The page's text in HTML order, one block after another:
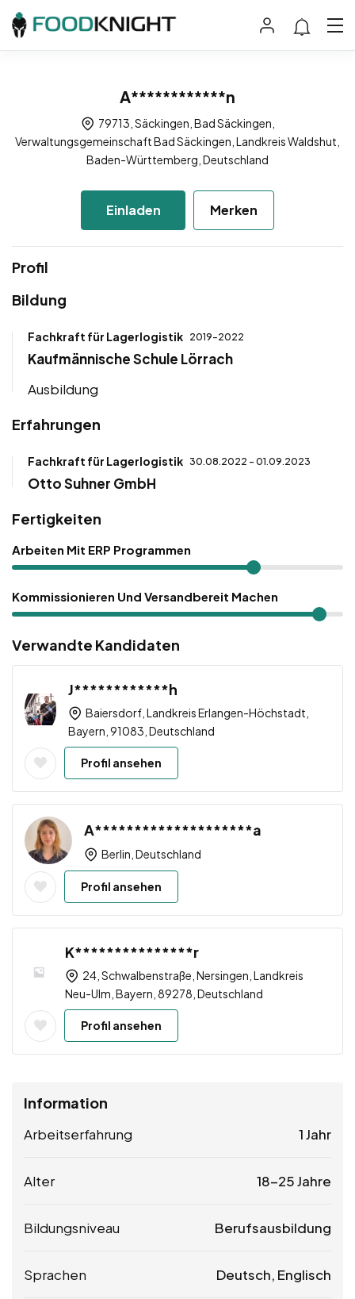
A************n
79713, Säckingen, Bad Säckingen,
Verwaltungsgemeinschaft Bad Säckingen, Landkreis Waldshut,
Baden-Württemberg, Deutschland
Einladen Merken
Profil
Bildung
Fachkraft für Lagerlogistik 2019-2022
Kaufmännische Schule Lörrach
Ausbildung
Erfahrungen
Fachkraft für Lagerlogistik 30.08.2022 - 01.09.2023
Otto Suhner GmbH
Fertigkeiten
Arbeiten Mit ERP Programmen
Kommissionieren Und Versandbereit Machen
Verwandte Kandidaten
J************h
Baiersdorf, Landkreis Erlangen-Höchstadt,
Bayern, 91083, Deutschland
Profil ansehen
A********************a
Berlin, Deutschland
Profil ansehen
K***************r
24, Schwalbenstraße, Nersingen, Landkreis
Neu-Ulm, Bayern, 89278, Deutschland
Profil ansehen
Information
Arbeitserfahrung 1 Jahr
Alter 18-25 Jahre
Bildungsniveau Berufsausbildung
Sprachen Deutsch, Englisch